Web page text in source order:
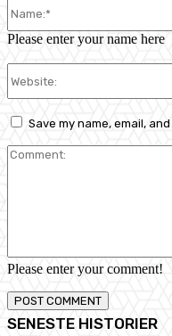
Please enter your comment!
Please enter your name here
Save my name, email,
SENESTE HISTORIER